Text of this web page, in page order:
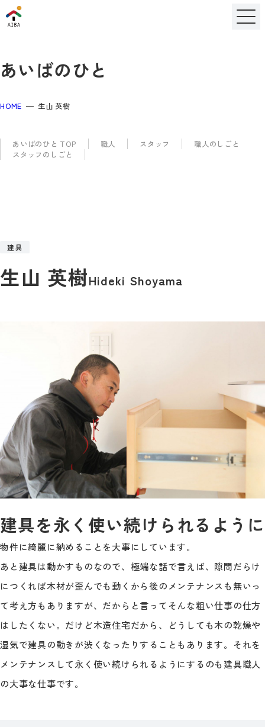
あいばのひと
HOME 生山 英樹
あいばのひと TOP 職人 スタッフ
職人のしごと
スタッフのしごと
建具
生山 英樹Hideki Shoyama
建具を永く使い続けられるように
物件に綺麗に納めることを大事にしています。
あと建具は動かすものなので、極端な話で言えば、隙間だらけ
につくれば木材が歪んでも動くから後のメンテナンスも無いっ
て考え方もありますが、だからと言ってそんな粗い仕事の仕方
はしたくない。だけど木造住宅だから、どうしても木の乾燥や
湿気で建具の動きが渋くなったりすることもあります。それを
メンテナンスして永く使い続けられるようにするのも建具職人
の大事な仕事です。